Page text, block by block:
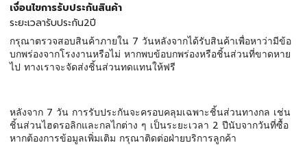
เงื่อนไขการรับประกันสินค้า
ระยะเวลารับประกัน2ปี
กรุณาตรวจสอบสินค้าภายใน 7 วันหลังจากได้รับสินค้าเพื่อหาว่ามีข้อ
บกพร่องจากโรงงานหรือไม่ หากพบข้อบกพร่องหรือชิ้นส่วนที่ขาดหาย
ไป ทางเราจะจัดส่งชิ้นส่วนทดแทนให้ฟรี
หลังจาก 7 วัน การรับประกันจะครอบคลุมเฉพาะชิ้นส่วนทางกล เช่น
ชิ้นส่วนไฮดรอลิกและกลไกต่าง ๆ เป็นระยะเวลา 2 ปีนับจากวันที่ซื้อ
หากต้องการข้อมูลเพิ่มเติม กรุณาติดต่อฝ่ายบริการลูกค้า